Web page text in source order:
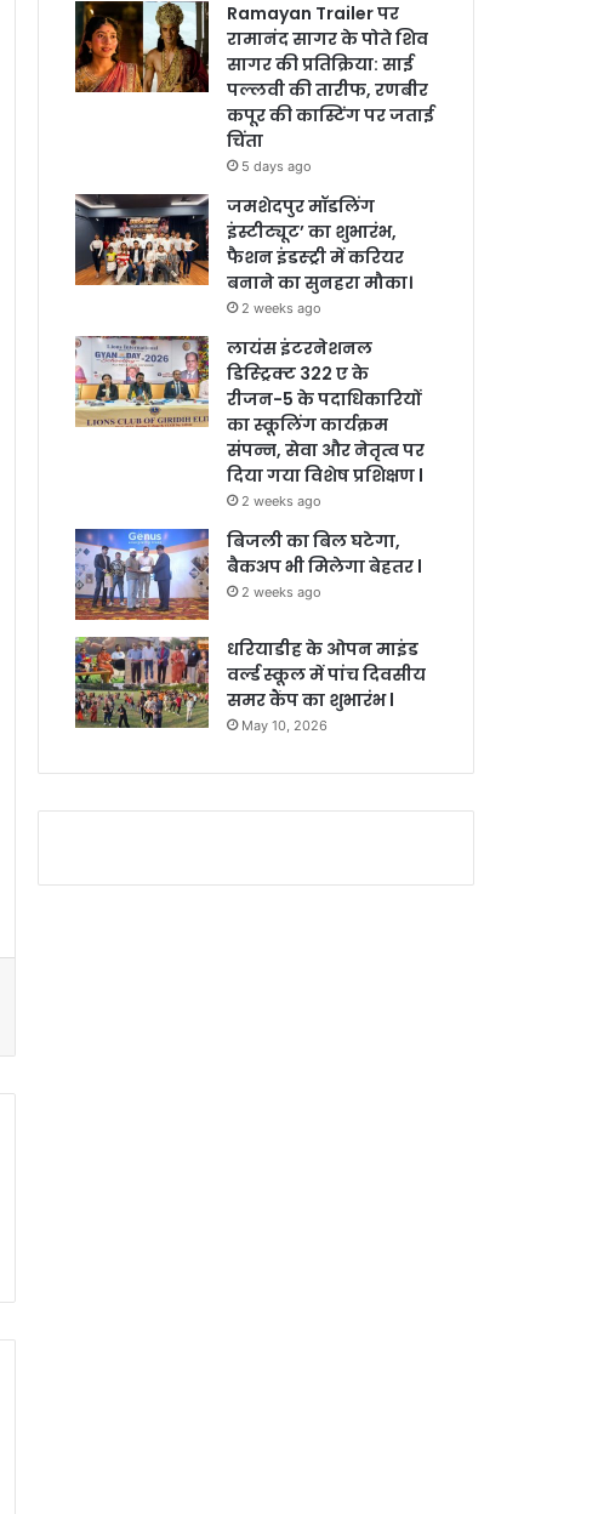
Ramayan Trailer पर
रामानंद सागर के पोते शिव
सागर की प्रतिक्रिया: साई
पल्लवी की तारीफ, रणबीर
कपूर की कास्टिंग पर जताई
चिंता
5 days ago
जमशेदपुर मॉडलिंग
इंस्टीट्यूट’ का शुभारंभ,
फैशन इंडस्ट्री में करियर
बनाने का सुनहरा मौका।
2 weeks ago
लायंस इंटरनेशनल
डिस्ट्रिक्ट 322 ए के
रीजन-5 के पदाधिकारियों
का स्कूलिंग कार्यक्रम
संपन्न, सेवा और नेतृत्व पर
दिया गया विशेष प्रशिक्षण l
2 weeks ago
बिजली का बिल घटेगा,
बैकअप भी मिलेगा बेहतर l
2 weeks ago
धरियाडीह के ओपन माइंड
वर्ल्ड स्कूल में पांच दिवसीय
समर कैंप का शुभारंभ l
May 10, 2026